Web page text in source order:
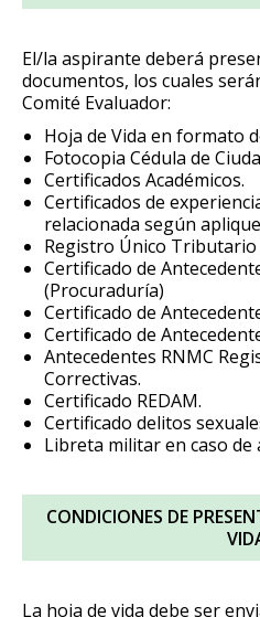
El/la aspirante deberá
documentos, los cuales
Comité Evaluador:
Hoja de Vida en formato
Fotocopia Cédula de
Certificados Académicos.
Certificados de
relacionada según
Registro Único Tributario
Certificado de
(Procuraduría)
Certificado de
Certificado de
Antecedentes RNMC
Correctivas.
Certificado REDAM.
Certificado delitos
Libreta militar en caso de
CONDICIONES DE
La hoja de vida debe ser